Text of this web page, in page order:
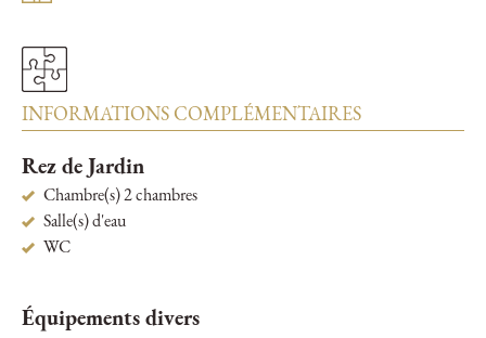
INFORMATIONS COMPLÉMENTAIRES
Rez de Jardin
Chambre(s) 2 chambres
Salle(s) d'eau
WC
Équipements divers